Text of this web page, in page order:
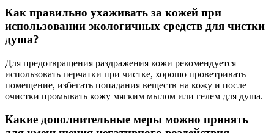
Как правильно ухаживать за кожей при
использовании экологичных средств для чистки
душа?
Для предотвращения раздражения кожи рекомендуется
использовать перчатки при чистке, хорошо проветривать
помещение, избегать попадания веществ на кожу и после
очистки промывать кожу мягким мылом или гелем для душа.
Какие дополнительные меры можно принять